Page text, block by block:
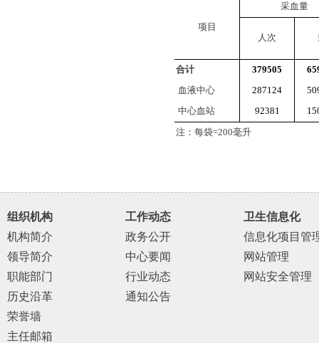
项目
采血量
人次
合计 379505
血液中心
287124
中心血站
92381
注：每袋=200毫升
组织机构
机构简介
领导简介
职能部门
历史沿革
荣誉墙
主任邮箱
工作动态
政务公开
中心要闻
行业动态
通知公告
卫生信息化
信息化项目管
网站管理
网站安全管理